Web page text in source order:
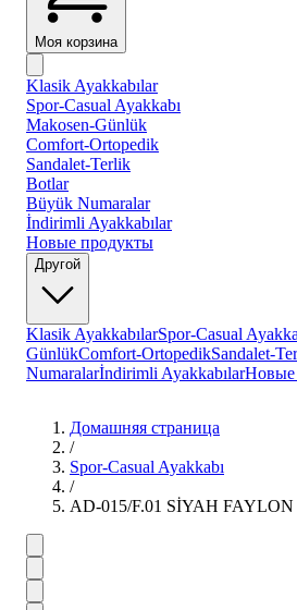
Моя корзина
Klasik Ayakkabılar
Spor-Casual Ayakkabı
Makosen-Günlük
Comfort-Ortopedik
Sandalet-Terlik
Botlar
Büyük Numaralar
İndirimli Ayakkabılar
Новые продукты
Другой
Klasik AyakkabılarSpor-Casual
GünlükComfort-OrtopedikSandalet-
Numaralarİndirimli AyakkabılarНовые
Домашняя страница
/
Spor-Casual Ayakkabı
/
AD-015/F.01 SİYAH FAYLON